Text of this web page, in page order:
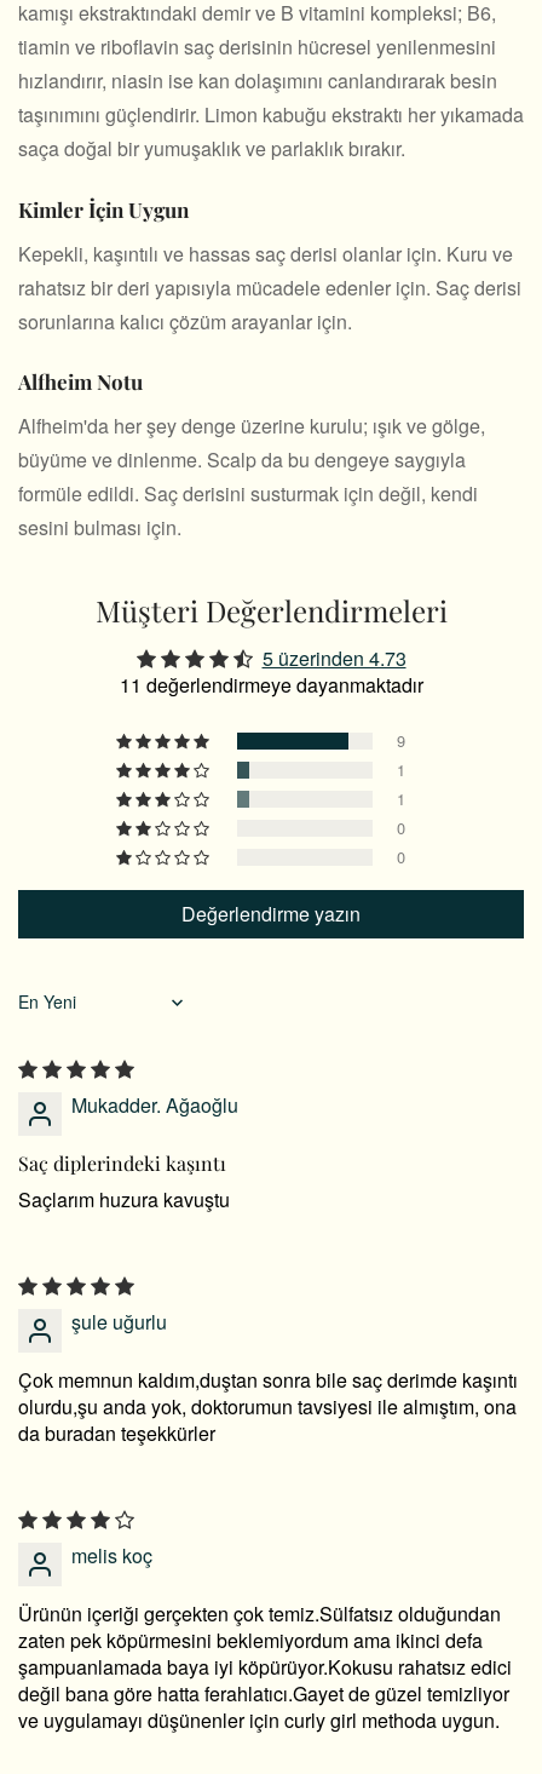
kamışı ekstraktındaki demir ve B vitamini kompleksi; B6,
tiamin ve riboflavin saç derisinin hücresel yenilenmesini
hızlandırır, niasin ise kan dolaşımını canlandırarak besin
taşınımını güçlendirir. Limon kabuğu ekstraktı her yıkamada
saça doğal bir yumuşaklık ve parlaklık bırakır.
Kimler İçin Uygun
Kepekli, kaşıntılı ve hassas saç derisi olanlar için. Kuru ve
rahatsız bir deri yapısıyla mücadele edenler için. Saç derisi
sorunlarına kalıcı çözüm arayanlar için.
Alfheim Notu
Alfheim'da her şey denge üzerine kurulu; ışık ve gölge,
büyüme ve dinlenme. Scalp da bu dengeye saygıyla
formüle edildi. Saç derisini susturmak için değil, kendi
sesini bulması için.
Müşteri Değerlendirmeleri
5 üzerinden 4.73
11 değerlendirmeye dayanmaktadır
9
1
1
0
0
Değerlendirme yazın
Sort by
Mukadder. Ağaoğlu
Saç diplerindeki kaşıntı
Saçlarım huzura kavuştu
şule uğurlu
Çok memnun kaldım,duştan sonra bile saç derimde kaşıntı
olurdu,şu anda yok, doktorumun tavsiyesi ile almıştım, ona
da buradan teşekkürler
melis koç
Ürünün içeriği gerçekten çok temiz.Sülfatsız olduğundan
zaten pek köpürmesini beklemiyordum ama ikinci defa
şampuanlamada baya iyi köpürüyor.Kokusu rahatsız edici
değil bana göre hatta ferahlatıcı.Gayet de güzel temizliyor
ve uygulamayı düşünenler için curly girl methoda uygun.